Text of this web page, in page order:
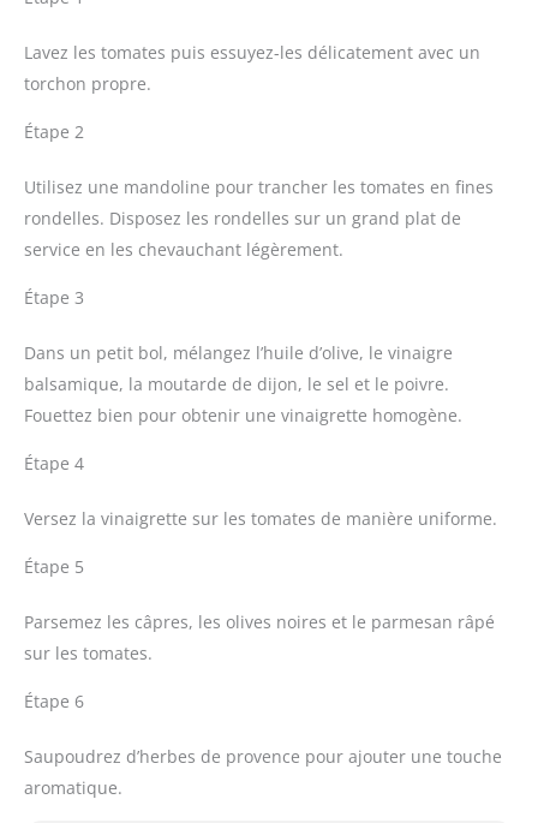
Lavez les tomates puis essuyez-les délicatement avec un
torchon propre.
Étape 2
Utilisez une mandoline pour trancher les tomates en fines
rondelles. Disposez les rondelles sur un grand plat de
service en les chevauchant légèrement.
Étape 3
Dans un petit bol, mélangez l’huile d’olive, le vinaigre
balsamique, la moutarde de dijon, le sel et le poivre.
Fouettez bien pour obtenir une vinaigrette homogène.
Étape 4
Versez la vinaigrette sur les tomates de manière uniforme.
Étape 5
Parsemez les câpres, les olives noires et le parmesan râpé
sur les tomates.
Étape 6
Saupoudrez d’herbes de provence pour ajouter une touche
aromatique.